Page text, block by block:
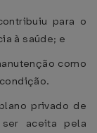
para o
à saúde; e
como
privado de
aceita pela